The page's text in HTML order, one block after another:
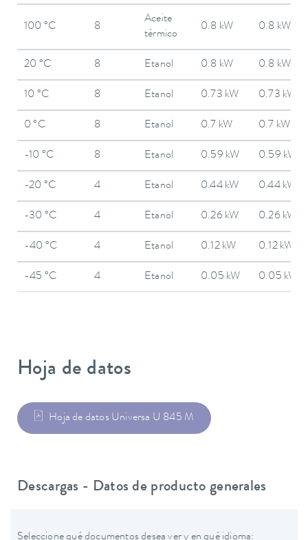
100 °C 8
Aceite
térmico
0.8 kW 0.8 kW
20 °C 8 Etanol 0.8 kW 0.8 kW
10 °C 8 Etanol 0.73 kW 0.73 kW
0 °C 8 Etanol 0.7 kW 0.7 kW
-10 °C 8 Etanol 0.59 kW 0.59 kW
-20 °C 4 Etanol 0.44 kW 0.44 kW
-30 °C 4 Etanol 0.26 kW 0.26 kW
-40 °C 4 Etanol 0.12 kW 0.12 kW
-45 °C 4 Etanol 0.05 kW 0.05 kW
Hoja de datos
Hoja de datos Universa U 845 M
Descargas - Datos de producto generales
Seleccione qué documentos desea ver y en qué idioma: